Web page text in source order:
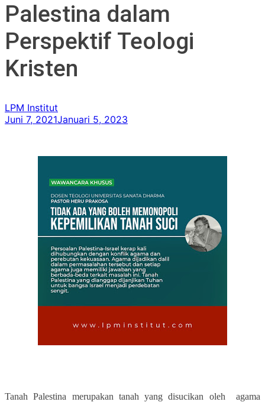
Palestina dalam
Perspektif Teologi
Kristen
LPM Institut
Juni 7, 2021Januari 5, 2023
Tanah Palestina merupakan tanah yang disucikan oleh
agama